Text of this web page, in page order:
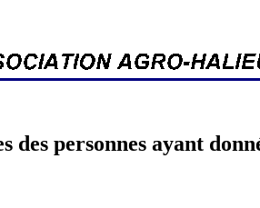
des personnes ayant